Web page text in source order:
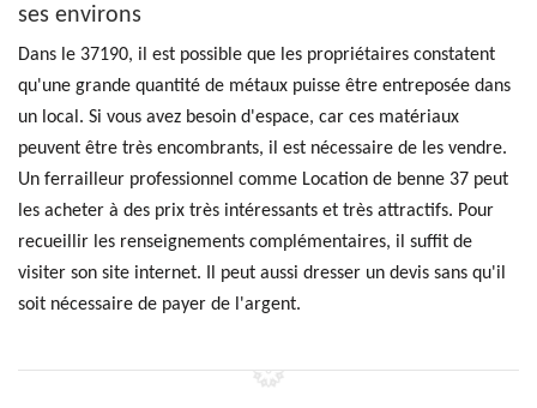
ses environs
Dans le 37190, il est possible que les propriétaires constatent
qu'une grande quantité de métaux puisse être entreposée dans
un local. Si vous avez besoin d'espace, car ces matériaux
peuvent être très encombrants, il est nécessaire de les vendre.
Un ferrailleur professionnel comme Location de benne 37 peut
les acheter à des prix très intéressants et très attractifs. Pour
recueillir les renseignements complémentaires, il suffit de
visiter son site internet. Il peut aussi dresser un devis sans qu'il
soit nécessaire de payer de l'argent.